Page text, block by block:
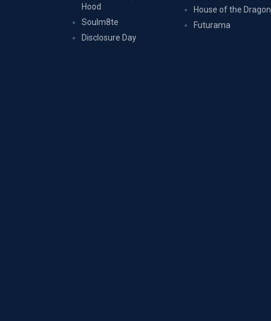
Hood
Soulm8te
Disclosure Day
House of the Dragon
Futurama